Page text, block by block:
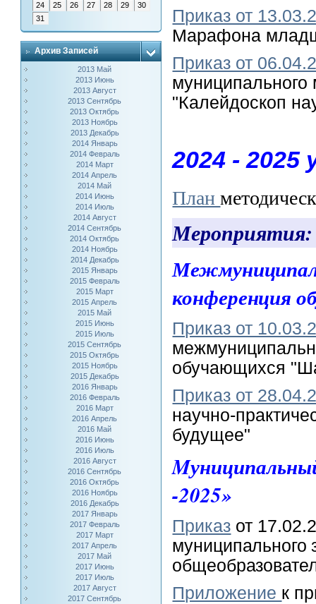
24
25 26 27 28 29
30
31
Архив Записей
2013 Май
2013 Июнь
2013 Август
2013 Сентябрь
2013 Октябрь
2013 Ноябрь
2013 Декабрь
2014 Январь
2014 Февраль
2014 Март
2014 Апрель
2014 Май
2014 Июнь
2014 Июль
2014 Август
2014 Сентябрь
2014 Октябрь
2014 Ноябрь
2014 Декабрь
2015 Январь
2015 Февраль
2015 Март
2015 Апрель
2015 Май
2015 Июнь
2015 Июль
2015 Сентябрь
2015 Октябрь
2015 Ноябрь
2015 Декабрь
2016 Январь
2016 Февраль
2016 Март
2016 Апрель
2016 Май
2016 Июнь
2016 Июль
2016 Август
2016 Сентябрь
2016 Октябрь
2016 Ноябрь
2016 Декабрь
2017 Январь
2017 Февраль
2017 Март
2017 Апрель
2017 Май
2017 Июнь
2017 Июль
2017 Август
2017 Сентябрь
Приказ от
Марафона
Приказ от
"Калейдоскоп
2024 - 2025
План
Приказ от
обучающихся
Приказ от
научно-
будущее"
-2025»
Приказ от
муниципального
Приложение к